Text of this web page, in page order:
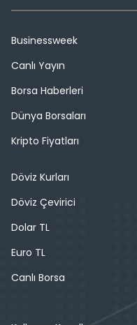
Businessweek
Canlı Yayın
Borsa Haberleri
Dünya Borsaları
Kripto Fiyatları
Döviz Kurları
Döviz Çevirici
Dolar TL
Euro TL
Canlı Borsa